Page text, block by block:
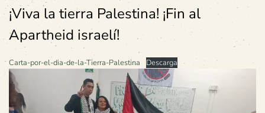
¡Viva la tierra Palestina! ¡Fin al
Apartheid israelí!
Carta-por-el-dia-de-la-Tierra-Palestina Descarga